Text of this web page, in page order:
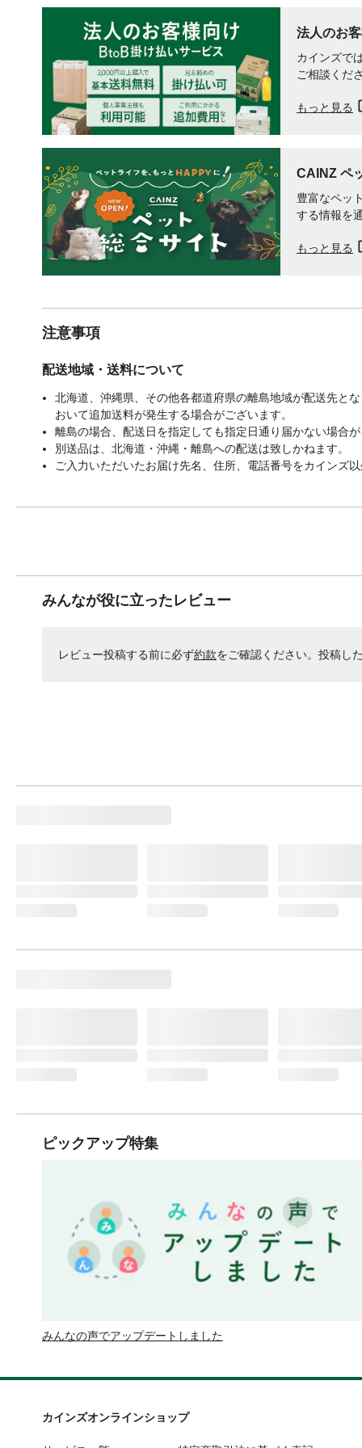
法人のお
カインズで
ご相談くだ
もっと見る
CAINZ ペ
豊富なペッ
する情報を
もっと見る
注意事項
配送地域・送料について
北海道、沖縄県、その他各都道府県の離島地域が配送先と
おいて追加送料が発生する場合がございます。
離島の場合、配送日を指定しても指定日通り届かない場合
別送品は、北海道・沖縄・離島への配送は致しかねます。
ご入力いただいたお届け先名、住所、電話番号をカインズ
みんなが役に立ったレビュー
レビュー投稿する前に必ず約款をご確認ください。投稿し
ピックアップ特集
みんなの声でアップデートしました
カインズオンラインショップ